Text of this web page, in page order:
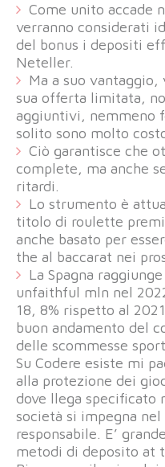
Come unito accade
verranno considerati
del bonus i depositi
Neteller.
Ma a suo
sua offerta limitata,
aggiuntivi, nemmeno
solito sono molto
Ciò garantisce che
complete, ma anche
ritardi.
Lo strumento è
titolo di roulette
anche basato per
the al baccarat nei
La Spagna
unfaithful mln nel
18, 8% rispetto al
buon andamento del
delle scommesse
Su Codere esiste mi
alla protezione dei
dove llega specificato
società si impegna nel
responsabile. E’
metodi di deposito at